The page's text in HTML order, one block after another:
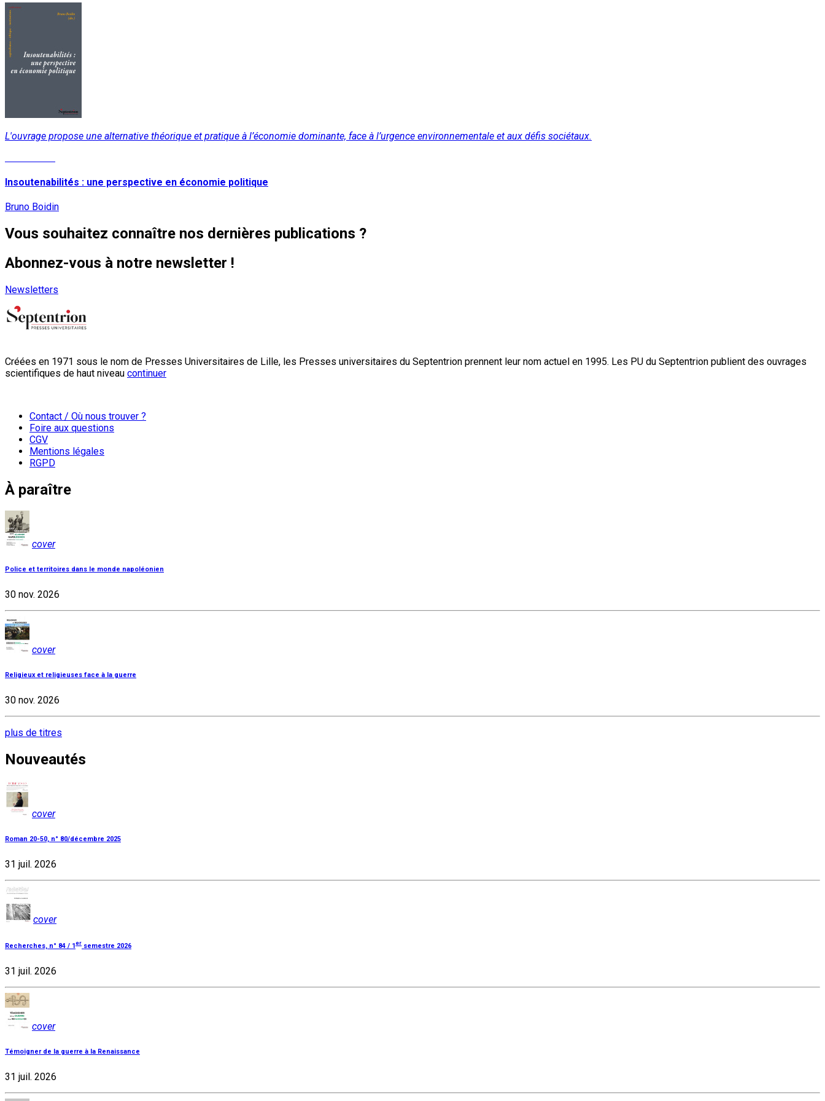
L'ouvrage propose une alternative théorique et pratique à l’économie dominante, face à l’urgence environnementale et aux défis sociétaux.
Insoutenabilités : une perspective en économie politique
Bruno Boidin
Vous souhaitez connaître nos dernières publications ?
Abonnez-vous à notre newsletter !
Newsletters
Créées en 1971 sous le nom de Presses Universitaires de Lille, les Presses universitaires du Septentrion prennent leur nom actuel en 1995. Les PU du Septentrion publient des ouvrages
scientifiques de haut niveau continuer
Contact / Où nous trouver ?
Foire aux questions
CGV
Mentions légales
RGPD
À paraître
cover
Police et territoires dans le monde napoléonien
30 nov. 2026
cover
Religieux et religieuses face à la guerre
30 nov. 2026
plus de titres
Nouveautés
cover
Roman 20-50, n° 80/décembre 2025
31 juil. 2026
cover
Recherches, n° 84 / 1 er semestre 2026
31 juil. 2026
cover
Témoigner de la guerre à la Renaissance
31 juil. 2026